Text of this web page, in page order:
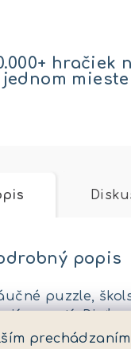
prechádzaním
hračiek
jednom mieste
popis
puzzle,
kam